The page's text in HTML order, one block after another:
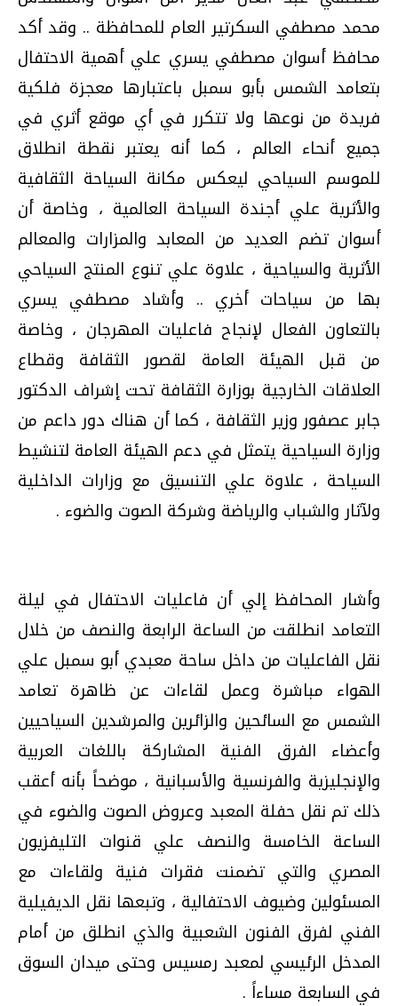
محمد مصطفي السكرتير العام للمحافظة .. وقد أكد
محافظ أسوان مصطفي يسري علي أهمية الاحتفال
بتعامد الشمس بأبو سمبل باعتبارها معجزة فلكية
فريدة من نوعها ولا تتكرر في أي موقع أثري في
جميع أنحاء العالم ، كما أنه يعتبر نقطة انطلاق
للموسم السياحي ليعكس مكانة السياحة الثقافية
والأثرية علي أجندة السياحة العالمية ، وخاصة أن
أسوان تضم العديد من المعابد والمزارات والمعالم
الأثرية والسياحية ، علاوة علي تنوع المنتج السياحي
بها من سياحات أخري .. وأشاد مصطفي يسري
بالتعاون الفعال لإنجاح فاعليات المهرجان ، وخاصة
من قبل الهيئة العامة لقصور الثقافة وقطاع
العلاقات الخارجية بوزارة الثقافة تحت إشراف الدكتور
جابر عصفور وزير الثقافة ، كما أن هناك دور داعم من
وزارة السياحية يتمثل في دعم الهيئة العامة لتنشيط
السياحة ، علاوة علي التنسيق مع وزارات الداخلية
ولآثار والشباب والرياضة وشركة الصوت والضوء .
وأشار المحافظ إلي أن فاعليات الاحتفال في ليلة
التعامد انطلقت من الساعة الرابعة والنصف من خلال
نقل الفاعليات من داخل ساحة معبدي أبو سمبل علي
الهواء مباشرة وعمل لقاءات عن ظاهرة تعامد
الشمس مع السائحين والزائرين والمرشدين السياحيين
وأعضاء الفرق الفنية المشاركة باللغات العربية
والإنجليزية والفرنسية والأسبانية ، موضحاً بأنه أعقب
ذلك تم نقل حفلة المعبد وعروض الصوت والضوء في
الساعة الخامسة والنصف علي قنوات التليفزيون
المصري والتي تضمنت فقرات فنية ولقاءات مع
المسئولين وضيوف الاحتفالية ، وتبعها نقل الديفيلية
الفني لفرق الفنون الشعبية والذي انطلق من أمام
المدخل الرئيسي لمعبد رمسيس وحتى ميدان السوق
في السابعة مساءاً .